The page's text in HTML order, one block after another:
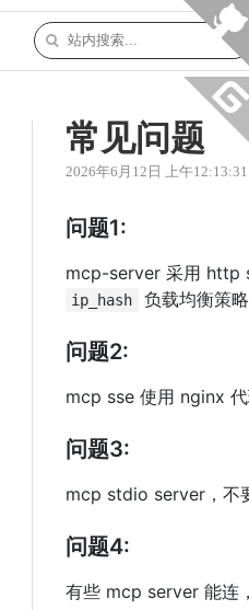
常见问题
2026年6月12日 上午12:13:31
问题1:
mcp-server 采用 http
ip_hash 负载均衡策
问题2:
mcp sse 使用 nginx
问题3:
mcp stdio server，不
问题4:
有些 mcp server 能连